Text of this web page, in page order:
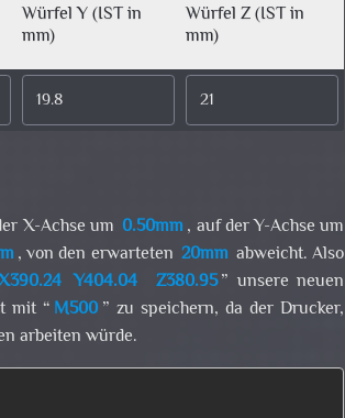
Würfel Y (IST in
mm)
Würfel Z (IST in
mm)
X-Achse um 0.50mm , auf der Y-Achse um
, von den erwarteten 20mm abweicht. Also
Y404.04 Z380.95” unsere neuen
mit “M500 ” zu speichern, da der Drucker,
arbeiten würde.